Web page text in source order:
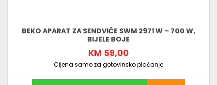
BEKO APARAT ZA SENDVIČE SWM 2971 W – 700 W,
BIJELE BOJE
KM 59,00
Cijena samo za gotovinsko plaćanje